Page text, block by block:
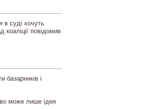
в суді хочуть
повідомив
базарників і
може лише ідея